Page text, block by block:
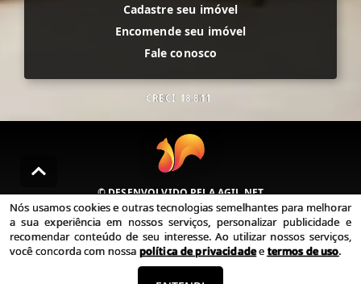
Cadastre seu imóvel
Encomende seu imóvel
Fale conosco
CRECI 18.811
© DESENVOLVIDO PELAAGIL.NET
Nós usamos cookies e outras tecnologias semelhantes para
melhorar a sua experiência em nossos serviços, personalizar
publicidade e recomendar conteúdo de seu interesse. Ao utilizar
nossos serviços, você concorda com nossa política de privacidade e
Nós usamos cookies e outras tecnologias semelhantes para melhorar
a sua experiência em nossos serviços, personalizar publicidade e
recomendar conteúdo de seu interesse. Ao utilizar nossos serviços,
você concorda com nossa política de privacidadeetermos de uso.